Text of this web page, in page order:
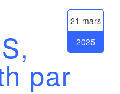
21 mars
2025
par